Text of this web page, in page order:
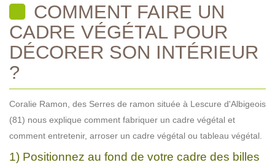
COMMENT FAIRE UN
CADRE VÉGÉTAL POUR
DÉCORER SON INTÉRIEUR
?
Coralie Ramon, des Serres de ramon située à Lescure d'Albigeois
(81) nous explique comment fabriquer un cadre végétal et
comment entretenir, arroser un cadre végétal ou tableau végétal.
1) Positionnez au fond de votre cadre des billes